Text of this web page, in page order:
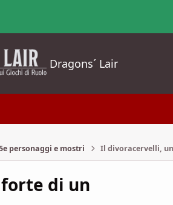
Dragons´ Lair
personaggi e mostri Il divoracervelli,
di un